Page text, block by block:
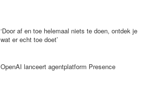
‘Door af en toe helemaal niets te doen, ontdek je
wat er echt toe doet’
OpenAI lanceert agentplatform Presence